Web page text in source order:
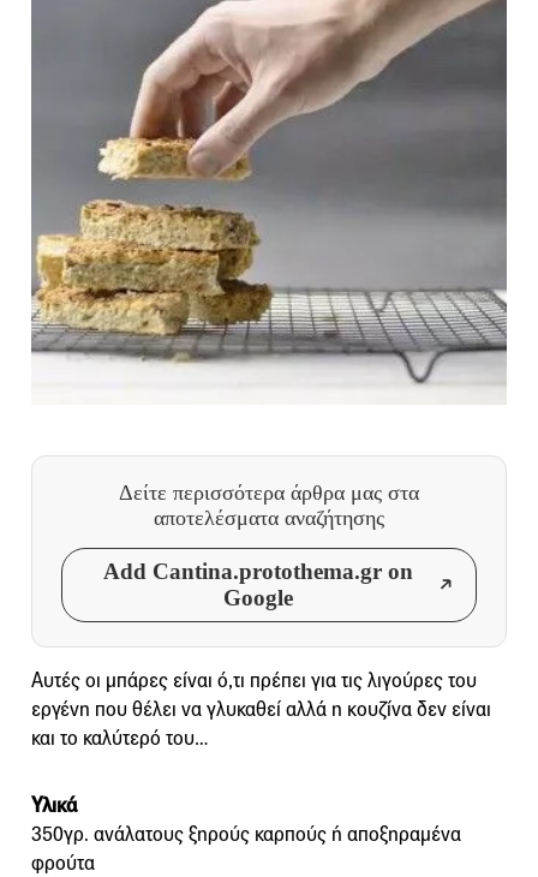
Δείτε περισσότερα άρθρα μας στα
αποτελέσματα αναζήτησης
Add Cantina.protothema.gr on
Google
Αυτές οι μπάρες είναι ό,τι πρέπει για τις λιγούρες του
εργένη που θέλει να γλυκαθεί αλλά η κουζίνα δεν είναι
και το καλύτερό του…
Υλικά
350γρ. ανάλατους ξηρούς καρπούς ή αποξηραμένα
φρούτα